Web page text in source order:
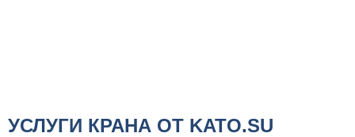
УСЛУГИ КРАНА ОТ KATO.SU